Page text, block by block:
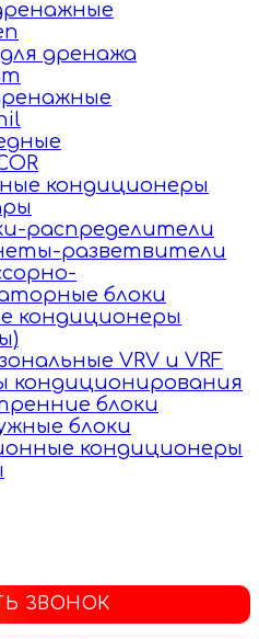
дренажа
кондиционеры
распределители
разветвители
блоки
кондиционеры
VRV и VRF
кондиционирования
блоки
блоки
кондиционеры
ЗВОНОК